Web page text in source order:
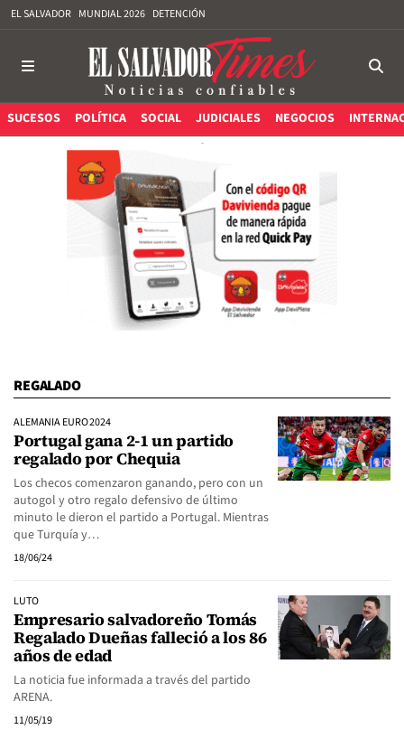
EL SALVADOR MUNDIAL 2026 DETENCIÓN
SUCESOS POLÍTICA SOCIAL JUDICIALES NEGOCIOS
REGALADO
ALEMANIA EURO 2024
Portugal gana 2-1 un partido
regalado por Chequia
Los checos comenzaron ganando, pero con un
autogol y otro regalo defensivo de último
minuto le dieron el partido a Portugal. Mientras
que Turquía y…
18/06/24
LUTO
Empresario salvadoreño Tomás
Regalado Dueñas falleció a los 86
años de edad
La noticia fue informada a través del partido
ARENA.
11/05/19